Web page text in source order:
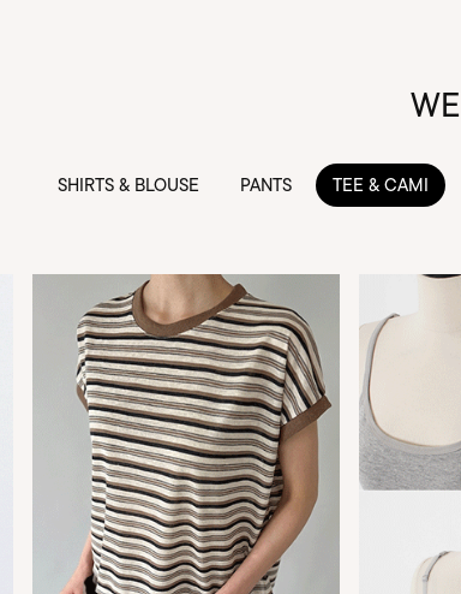
SHIRTS & BLOUSE PANTS TEE & CAMI